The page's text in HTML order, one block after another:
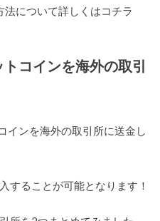
について詳しくはコチラ
コインを海外の取引
インを海外の取引所に送金し
することが可能となります！